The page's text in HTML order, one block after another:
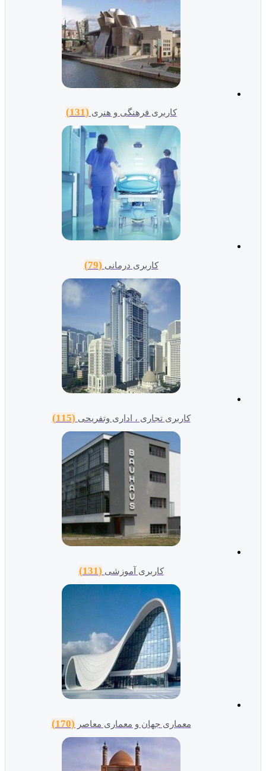
کاربری فرهنگی و هنری (131)
کاربری درمانی (79)
کاربری تجاری ، اداری وتفریحی(115)
کاربری آموزشی(131)
معماری جهان و معماری معاصر(170)